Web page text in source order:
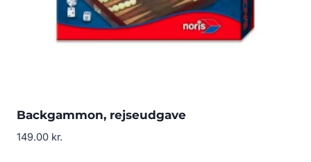
Backgammon, rejseudgave
149.00 kr.